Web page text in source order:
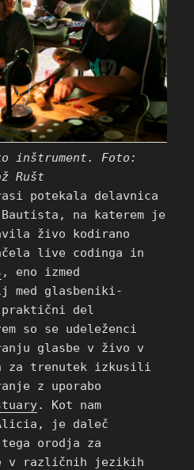
inštrument. Foto:
Rušt
potekala delavnica
na katerem je
živo kodirano
live codinga in
, eno izmed
med glasbeniki-
del
so se udeleženci
glasbe v živo v
za trenutek izkusili
z uporabo
. Kot nam
Alicia, je daleč
orodja za
v različnih jezikih